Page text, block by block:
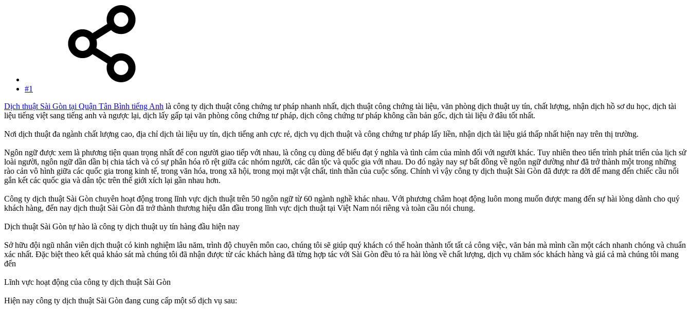
#1
Dịch thuật Sài Gòn tại Quận Tân Bình tiếng Anh là công ty dịch thuật công chứng tư pháp nhanh nhất, dịch thuật công chứng tài liệu, văn phòng dịch thuật uy tín, chất lượng, nhận dịch hồ sơ du học, dịch tài
liệu tiếng việt sang tiếng anh và ngược lại, dịch lấy gấp tại văn phòng công chứng tư pháp, dịch công chứng tư pháp không cần bản gốc, dịch tài liệu ở đâu tốt nhất.
Nơi dịch thuật đa ngành chất lượng cao, địa chỉ dịch tài liệu uy tín, dịch tiếng anh cực rẻ, dịch vụ dịch thuật và công chứng tư pháp lấy liền, nhận dịch tài liệu giá thấp nhất hiện nay trên thị trường.
Ngôn ngữ được xem là phương tiện quan trọng nhất để con người giao tiếp với nhau, là công cụ dùng để biểu đạt ý nghĩa và tình cảm của mình đối với người khác. Tuy nhiên theo tiến trình phát triển của lịch sử
loài người, ngôn ngữ dần dần bị chia tách và có sự phân hóa rõ rệt giữa các nhóm người, các dân tộc và quốc gia với nhau. Do đó ngày nay sự bất đồng về ngôn ngữ dường như đã trở thành một trong những
rào cản vô hình giữa các quốc gia trong kinh tế, trong văn hóa, trong xã hội, trong mọi mặt vật chất, tinh thần của cuộc sống. Chính vì vậy công ty dịch thuật Sài Gòn đã được ra đời để mang đến chiếc cầu nối
gắn kết các quốc gia và dân tộc trên thế giới xích lại gần nhau hơn.
Công ty dịch thuật Sài Gòn chuyên hoạt động trong lĩnh vực dịch thuật trên 50 ngôn ngữ từ 60 ngành nghề khác nhau. Với phương châm hoạt động luôn mong muốn được mang đến sự hài lòng dành cho quý
khách hàng, đến nay dịch thuật Sài Gòn đã trở thành thương hiệu dẫn đầu trong lĩnh vực dịch thuật tại Việt Nam nói riêng và toàn cầu nói chung.
Dịch thuật Sài Gòn tự hào là công ty dịch thuật uy tín hàng đầu hiện nay
Sở hữu đội ngũ nhân viên dịch thuật có kinh nghiệm lâu năm, trình độ chuyên môn cao, chúng tôi sẽ giúp quý khách có thể hoàn thành tốt tất cả công việc, văn bản mà mình cần một cách nhanh chóng và chuẩn
xác nhất. Đặc biệt theo kết quả khảo sát mà chúng tôi đã nhận được từ các khách hàng đã từng hợp tác với Sài Gòn đều tỏ ra hài lòng về chất lượng, dịch vụ chăm sóc khách hàng và giá cả mà chúng tôi mang
đến
Lĩnh vực hoạt động của công ty dịch thuật Sài Gòn
Hiện nay công ty dịch thuật Sài Gòn đang cung cấp một số dịch vụ sau: